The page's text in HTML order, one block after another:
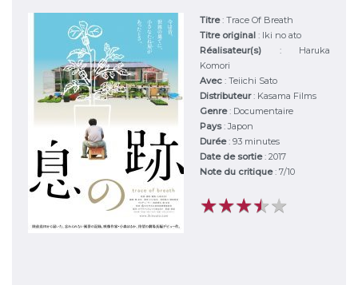
Titre: Trace Of Breath
Titre original : Iki no ato
Réalisateur(s) : Haruka
Komori
Avec : Teiichi Sato
Distributeur: Kasama Films
Genre: Documentaire
Pays:Japon
Durée: 93 minutes
Date de sortie: 2017
Note du critique: 7/10
★★★★★
★★★★★